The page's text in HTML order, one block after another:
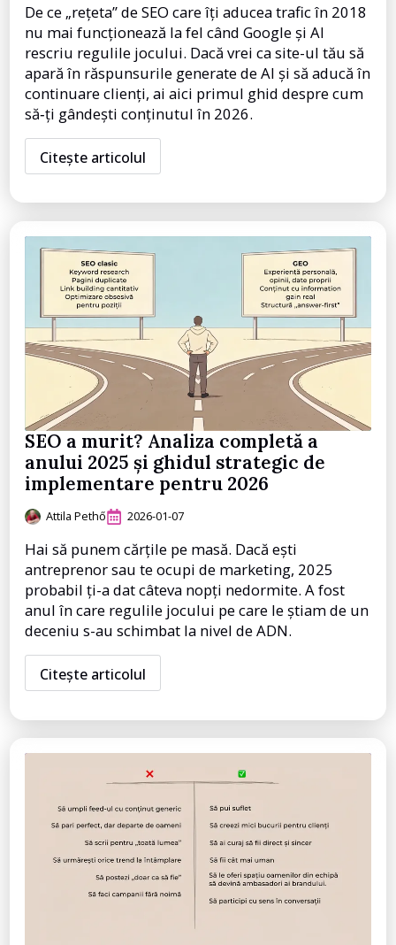
De ce „rețeta” de SEO care îți aducea trafic în 2018
nu mai funcționează la fel când Google și AI
rescriu regulile jocului. Dacă vrei ca site-ul tău să
apară în răspunsurile generate de AI și să aducă în
continuare clienți, ai aici primul ghid despre cum
să‑ți gândești conținutul în 2026.
Citește articolul
SEO a murit? Analiza completă a
anului 2025 și ghidul strategic de
implementare pentru 2026
Attila Pethő 2026-01-07
Hai să punem cărțile pe masă. Dacă ești
antreprenor sau te ocupi de marketing, 2025
probabil ți-a dat câteva nopți nedormite. A fost
anul în care regulile jocului pe care le știam de un
deceniu s-au schimbat la nivel de ADN.
Citește articolul